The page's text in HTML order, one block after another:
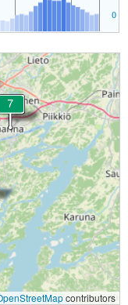
0
contributors